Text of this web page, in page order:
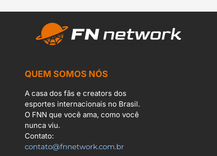
QUEM SOMOS NÓS
A casa dos fãs e creators dos
esportes internacionais no Brasil.
O FNN que você ama, como você
nunca viu.
Contato:
contato@fnnetwork.com.br